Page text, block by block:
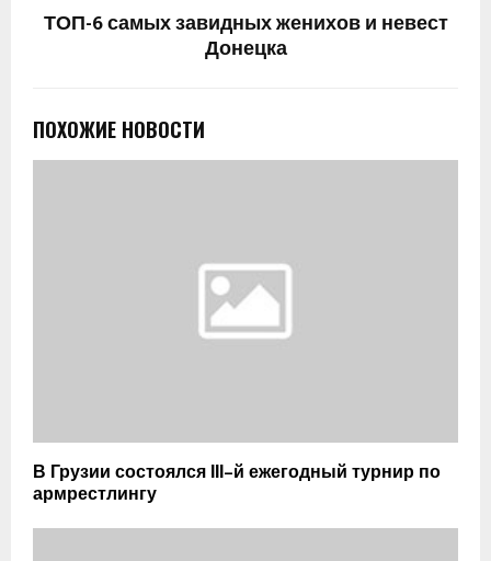
ТОП-6 самых завидных женихов и невест
Донецка
ПОХОЖИЕ НОВОСТИ
В Грузии состоялся ІІІ–й ежегодный турнир по
армрестлингу